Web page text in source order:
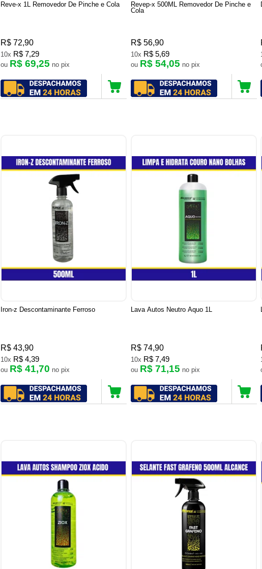
Reve-x 1L Removedor De Pinche e Cola
R$ 72,90
10x R$ 7,29
ou R$ 69,25 no pix
Revep-x 500ML Removedor De Pinche e
Cola
R$ 56,90
10x R$ 5,69
ou R$ 54,05 no pix
Iron-z Descontaminante Ferroso
R$ 43,90
10x R$ 4,39
ou R$ 41,70 no pix
Lava Autos Neutro Aquo 1L
R$ 74,90
10x R$ 7,49
ou R$ 71,15 no pix